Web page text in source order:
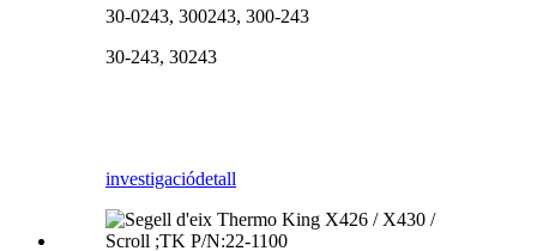
30-0243, 300243, 300-243
30-243, 30243
investigaciódetall